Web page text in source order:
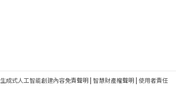
生成式人工智能創建內容免責聲明| 智慧財產權聲明| 使用者責任